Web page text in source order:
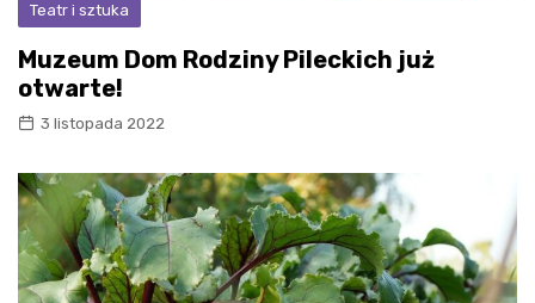
Teatr i sztuka
Muzeum Dom Rodziny Pileckich już
otwarte!
3 listopada 2022